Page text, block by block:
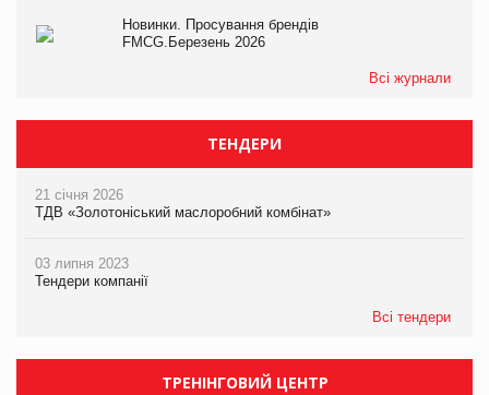
Новинки. Просування брендів
FMCG.Березень 2026
Всі журнали
ТЕНДЕРИ
21 січня 2026
ТДВ «Золотоніський маслоробний комбінат»
03 липня 2023
Тендери компанії
Всі тендери
ТРЕНІНГОВИЙ ЦЕНТР